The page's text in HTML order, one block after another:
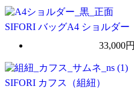
SIFORI バッグA4 ショルダー
33,000円
SIFORI カフス（組紐）